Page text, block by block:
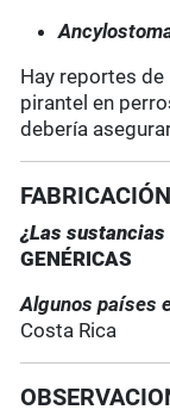
Hay reportes
pirantel en
debería
¿Las
GENÉRICAS
Algunos países
Costa Rica